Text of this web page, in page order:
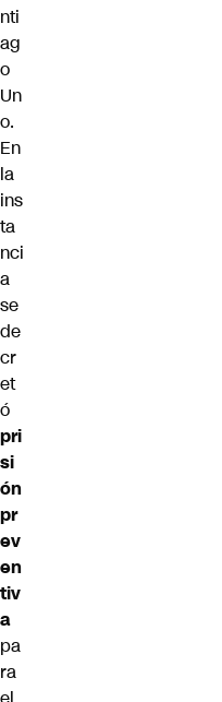
nti
ag
o
Un
o.
En
la
ins
ta
nci
a
se
de
cr
et
ó
pri
si
ón
pr
ev
en
tiv
a
pa
ra